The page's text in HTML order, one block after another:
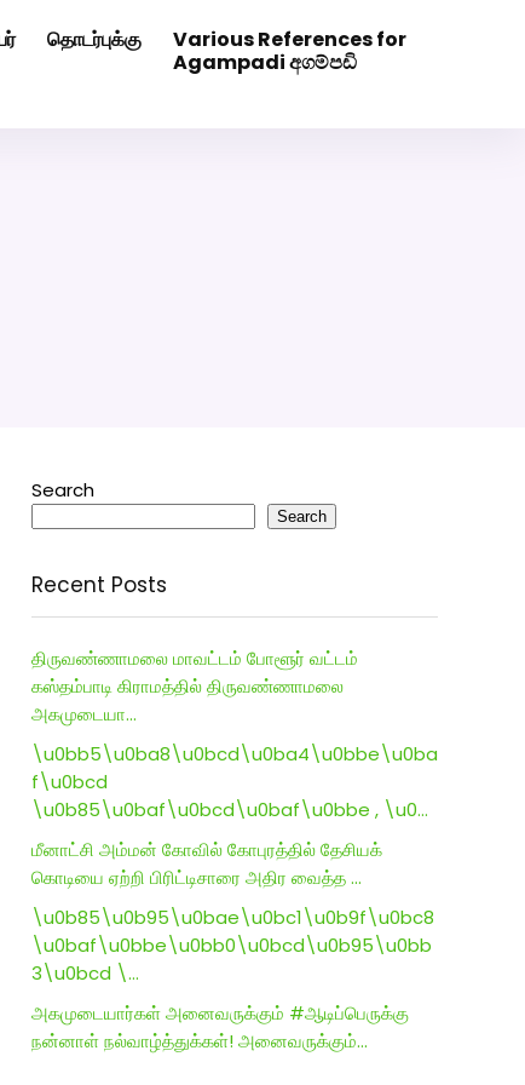
தொடர்புக்கு
Various References for
Agampadi අගම්පඩි
Search
Search
Recent Posts
திருவண்ணாமலை மாவட்டம் போளூர் வட்டம்
கஸ்தம்பாடி கிராமத்தில் திருவண்ணாமலை
அகமுடையா…
\u0bb5\u0ba8\u0bcd\u0ba4\u0bbe\u0ba
f\u0bcd
\u0b85\u0baf\u0bcd\u0baf\u0bbe , \u0…
மீனாட்சி அம்மன் கோவில் கோபுரத்தில் தேசியக்
கொடியை ஏற்றி பிரிட்டிசாரை அதிர வைத்த …
\u0b85\u0b95\u0bae\u0bc1\u0b9f\u0bc8
\u0baf\u0bbe\u0bb0\u0bcd\u0b95\u0bb
3\u0bcd \…
அகமுடையார்கள் அனைவருக்கும் #ஆடிப்பெருக்கு
நன்னாள் நல்வாழ்த்துக்கள்! அனைவருக்கும்…
Click Here to Download Matrimony App